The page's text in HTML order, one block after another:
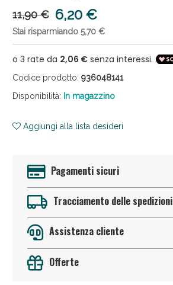
11,90 € 6,20 €
Stai risparmiando 5,70 €
Codice prodotto: 936048141
Disponibilità: In magazzino
Aggiungi alla lista desideri
Pagamenti sicuri
Tracciamento delle spedizioni
Assistenza cliente
Offerte